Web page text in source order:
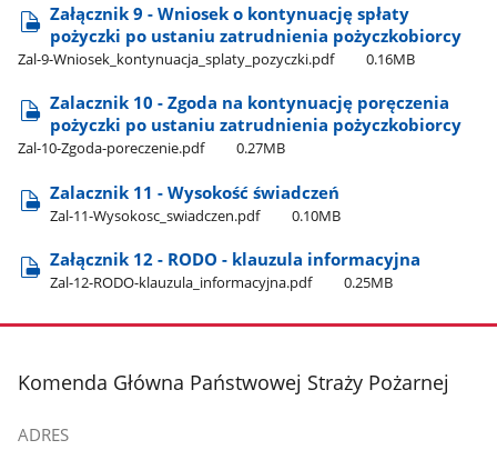
Załącznik 9 - Wniosek o kontynuację spłaty
pożyczki po ustaniu zatrudnienia pożyczkobiorcy
Zal-9-Wniosek​_kontynuacja​_splaty​_pozyczki.pdf 0.16MB
Zalacznik 10 - Zgoda na kontynuację poręczenia
pożyczki po ustaniu zatrudnienia pożyczkobiorcy
Zal-10-Zgoda-poreczenie.pdf 0.27MB
Zalacznik 11 - Wysokość świadczeń
Zal-11-Wysokosc​_swiadczen.pdf 0.10MB
Załącznik 12 - RODO - klauzula informacyjna
Zal-12-RODO-klauzula​_informacyjna.pdf 0.25MB
stopka
Komenda Główna Państwowej Straży Pożarnej
ADRES